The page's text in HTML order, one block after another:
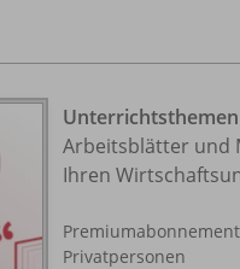
Arbeitsblätter und
Ihren
Privatpersonen